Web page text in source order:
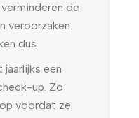
de
veroorzaken.
dus.
jaarlijks een
up. Zo
voordat ze